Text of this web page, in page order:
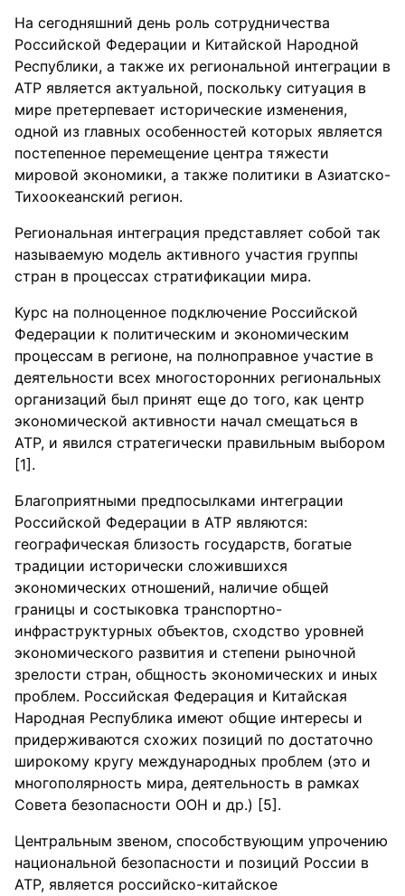
На сегодняшний день роль сотрудничества
Российской Федерации и Китайской Народной
Республики, а также их региональной интеграции в
АТР является актуальной, поскольку ситуация в
мире претерпевает исторические изменения,
одной из главных особенностей которых является
постепенное перемещение центра тяжести
мировой экономики, а также политики в Азиатско-
Тихоокеанский регион.
Региональная интеграция представляет собой так
называемую модель активного участия группы
стран в процессах стратификации мира.
Курс на полноценное подключение Российской
Федерации к политическим и экономическим
процессам в регионе, на полноправное участие в
деятельности всех многосторонних региональных
организаций был принят еще до того, как центр
экономической активности начал смещаться в
АТР, и явился стратегически правильным выбором
[1].
Благоприятными предпосылками интеграции
Российской Федерации в АТР являются:
географическая близость государств, богатые
традиции исторически сложившихся
экономических отношений, наличие общей
границы и состыковка транспортно-
инфраструктурных объектов, сходство уровней
экономического развития и степени рыночной
зрелости стран, общность экономических и иных
проблем. Российская Федерация и Китайская
Народная Республика имеют общие интересы и
придерживаются схожих позиций по достаточно
широкому кругу международных проблем (это и
многополярность мира, деятельность в рамках
Совета безопасности ООН и др.) [5].
Центральным звеном, способствующим упрочению
национальной безопасности и позиций России в
АТР, является российско-китайское